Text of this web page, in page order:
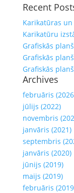
Recent
Karikatūras
Karikatūru
Grafiskās
Grafiskās
Grafiskās
Archives
februāris
jūlijs (2022)
novembris
janvāris (2021)
septembris
janvāris (2020)
jūnijs (2019)
maijs (2019)
februāris